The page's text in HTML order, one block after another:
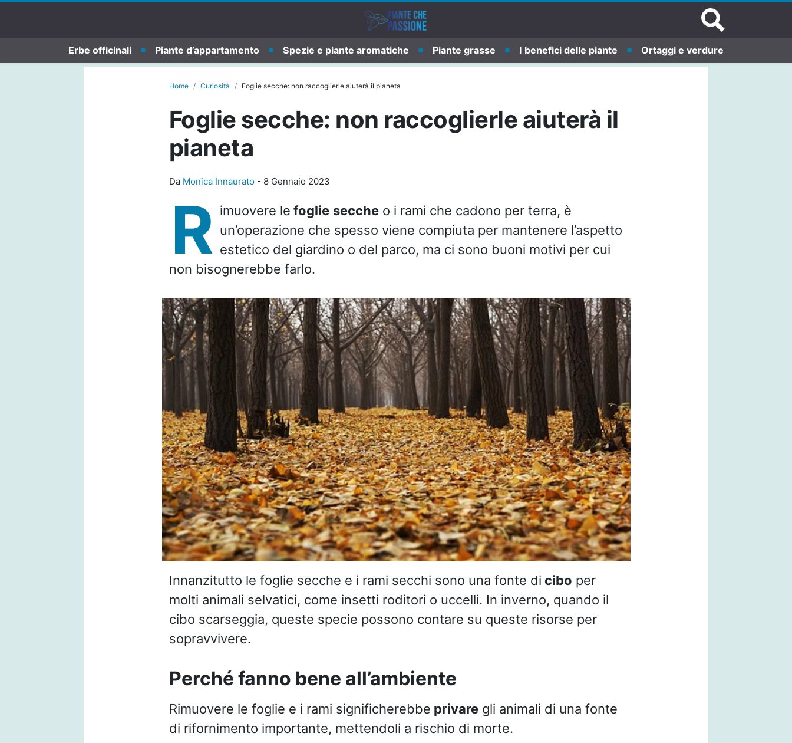
Erbe officinali Piante d’appartamento Spezie e piante aromatiche Piante grasse I benefici delle piante Ortaggi e verdure
Home Curiosità Foglie secche: non raccoglierle aiuterà il pianeta
Foglie secche: non raccoglierle aiuterà il
pianeta
Da Monica Innaurato- 8 Gennaio 2023
R imuovere le foglie seccheo i rami che cadono per terra, è
un’operazione che spesso viene compiuta per mantenere l’aspetto
estetico del giardino o del parco, ma ci sono buoni motivi per cui
non bisognerebbe farlo.
Innanzitutto le foglie secche e i rami secchi sono una fonte di cibo per
molti animali selvatici, come insetti roditori o uccelli. In inverno, quando il
cibo scarseggia, queste specie possono contare su queste risorse per
sopravvivere.
Perché fanno bene all’ambiente
Rimuovere le foglie e i rami significherebbe privaregli animali di una fonte
di rifornimento importante, mettendoli a rischio di morte.